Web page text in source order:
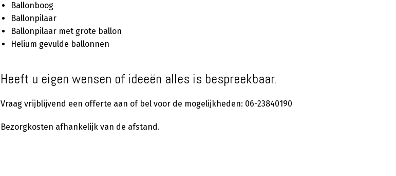
Ballonboog
Ballonpilaar
Ballonpilaar met grote ballon
Helium gevulde ballonnen
Heeft u eigen wensen of ideeën alles is bespreekbaar.
Vraag vrijblijvend een offerte aan of bel voor de mogelijkheden: 06-23840190
Bezorgkosten afhankelijk van de afstand.